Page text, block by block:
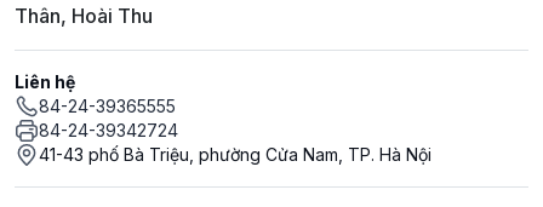
Thân, Hoài Thu
Liên hệ
84-24-39365555
84-24-39342724
41-43 phố Bà Triệu, phường Cửa Nam, TP. Hà Nội